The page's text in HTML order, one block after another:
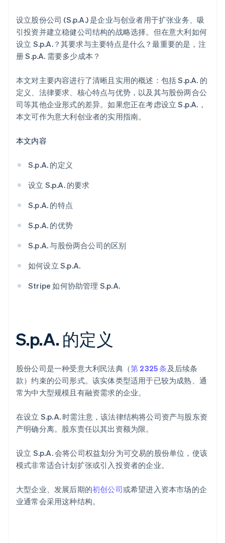
设立股份公司 (S.p.A.) 是企业与创业者用于扩张业务、吸
引投资并建立稳健公司结构的战略选择。但在意大利如何
设立 S.p.A.？其要求与主要特点是什么？最重要的是，注
册 S.p.A. 需要多少成本？
本文对主要内容进行了清晰且实用的概述：包括 S.p.A. 的
定义、法律要求、核心特点与优势，以及其与股份两合公
司等其他企业形式的差异。如果您正在考虑设立 S.p.A.，
本文可作为意大利创业者的实用指南。
本文内容
S.p.A. 的定义
设立 S.p.A. 的要求
S.p.A. 的特点
S.p.A. 的优势
S.p.A. 与股份两合公司的区别
如何设立 S.p.A.
Stripe 如何协助管理 S.p.A.
S.p.A. 的定义
股份公司是一种受意大利民法典（第 2325 条及后续条
款）约束的公司形式。该实体类型适用于已较为成熟、通
常为中大型规模且有融资需求的企业。
在设立 S.p.A. 时需注意，该法律结构将公司资产与股东资
产明确分离。股东责任以其出资额为限。
设立 S.p.A. 会将公司权益划分为可交易的股份单位，使该
模式非常适合计划扩张或引入投资者的企业。
大型企业、发展后期的初创公司或希望进入资本市场的企
业通常会采用这种结构。